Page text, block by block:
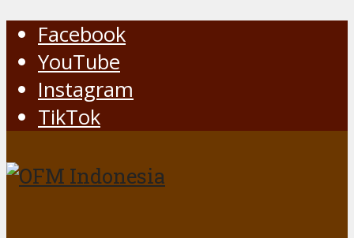
Facebook
YouTube
Instagram
TikTok